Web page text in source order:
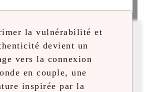
la vulnérabilité et
devient un
vers la connexion
en couple, une
inspirée par la